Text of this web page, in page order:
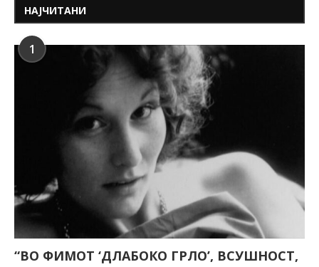
НАЈЧИТАНИ
1
“ВО ФИМОТ ‘ДЛАБОКО ГРЛО’, ВСУШНОСТ,